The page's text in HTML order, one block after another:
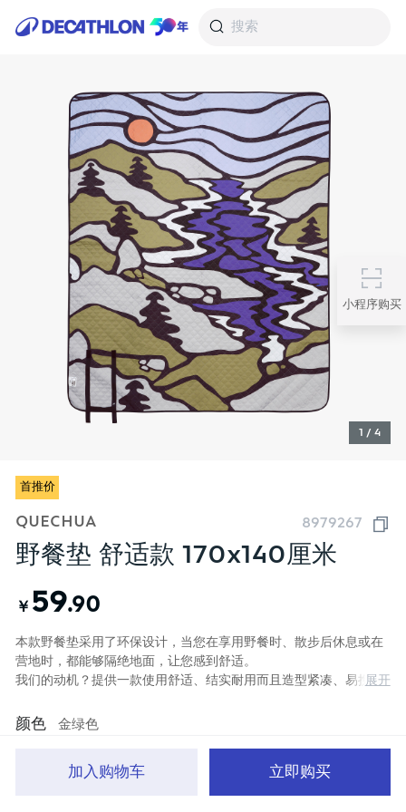
搜索
小程序购买
1 / 4
首推价
QUECHUA 8979267
野餐垫 舒适款 170x140厘米
￥ 59.90
本款野餐垫采用了环保设计，当您在享用野餐时、散步后休息或在
营地时，都能够隔绝地面，让您感到舒适。
我们的动机？提供一款使用舒适、结实耐用而且造型紧凑、易携带
展开
颜色 金绿色
加入购物车 立即购买